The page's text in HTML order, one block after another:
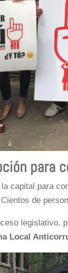
para
capital para
de
legislativo,
Local